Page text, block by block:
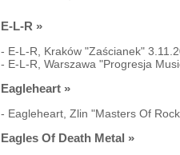
E-L-R »
- E-L-R, Kraków "Zaścianek"
- E-L-R, Warszawa "Progresja
Eagleheart »
- Eagleheart, Zlin "Masters Of
Eagles Of Death Metal »